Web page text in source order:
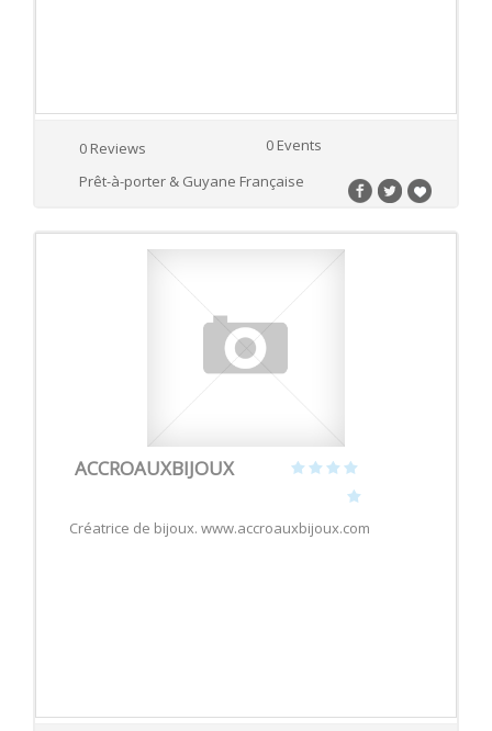
0 Reviews
0 Events
Prêt-à-porter & Guyane Française
ACCROAUXBIJOUX
Créatrice de bijoux. www.accroauxbijoux.com